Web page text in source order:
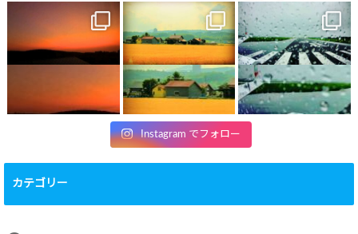
Instagram でフォロー
カテゴリー